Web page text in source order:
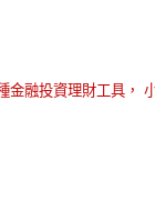
融投資理財工具，